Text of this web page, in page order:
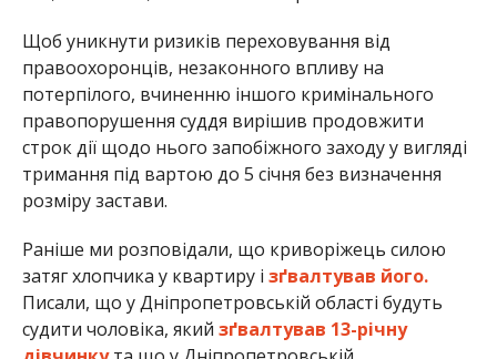
Щоб уникнути ризиків переховування від
правоохоронців, незаконного впливу на
потерпілого, вчиненню іншого кримінального
правопорушення суддя вирішив продовжити
строк дії щодо нього запобіжного заходу у вигляді
тримання під вартою до 5 січня без визначення
розміру застави.
Раніше ми розповідали, що криворіжець силою
затяг хлопчика у квартиру і зґвалтував його.
Писали, що у Дніпропетровській області будуть
судити чоловіка, який зґвалтував 13-річну